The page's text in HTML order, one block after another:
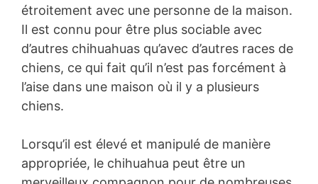
étroitement avec une personne de la maison.
Il est connu pour être plus sociable avec
d’autres chihuahuas qu’avec d’autres races de
chiens, ce qui fait qu’il n’est pas forcément à
l’aise dans une maison où il y a plusieurs
chiens.
Lorsqu’il est élevé et manipulé de manière
appropriée, le chihuahua peut être un